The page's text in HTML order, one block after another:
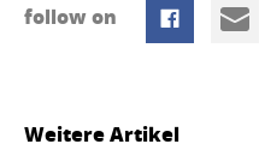
follow on
Weitere Artikel